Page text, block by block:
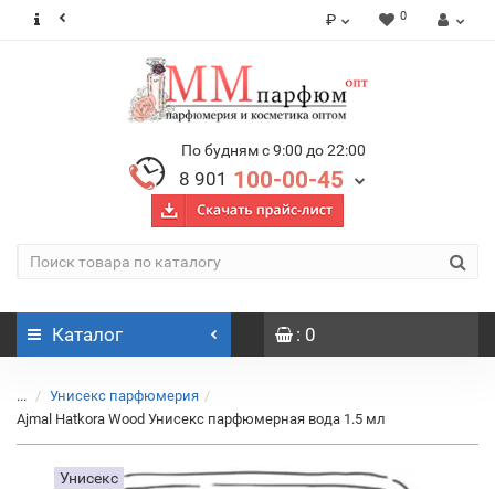
₽ 0
По будням с 9:00 до 22:00
8 901 100-00-45
Каталог : 0
...
Унисекс парфюмерия
Ajmal Hatkora Wood Унисекс парфюмерная вода 1.5 мл
Унисекс